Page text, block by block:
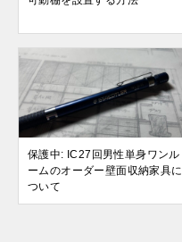
保護中: IC27回男性単身ワンル
ームのオーダー壁面収納家具に
ついて